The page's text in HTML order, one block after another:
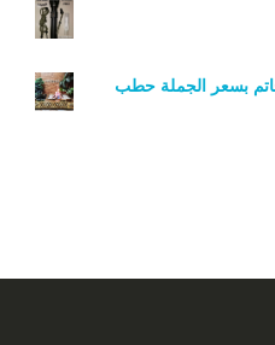
بسعر الجملة حطب